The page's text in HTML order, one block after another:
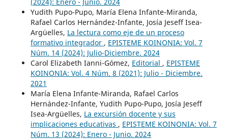
Yudith Pupo-Pupo, María Elena Infante-Miranda,
Rafael Carlos Hernández-Infante, Josía Jeseff Isea-
Argüelles, La lectura como eje de un proceso
formativo integrador , EPISTEME KOINONIA: Vol. 7
Núm. 14 (2024): Julio-Diciembre. 2024
Carol Elizabeth Ianni-Gómez, Editorial , EPISTEME
KOINONIA: Vol. 4 Núm. 8 (2021): Julio - Diciembre.
2021
María Elena Infante-Miranda, Rafael Carlos
Hernández-Infante, Yudith Pupo-Pupo, Josía Jeseff
Isea-Argüelles, La excursión docente y sus
implicaciones educativas , EPISTEME KOINONIA: Vol. 7
Núm. 13 (2024): Enero - Junio. 2024